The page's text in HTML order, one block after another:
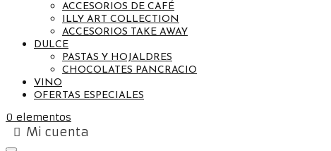
ACCESORIOS DE CAFÉ
ILLY ART COLLECTION
ACCESORIOS TAKE AWAY
DULCE
PASTAS Y HOJALDRES
CHOCOLATES PANCRACIO
VINO
OFERTAS ESPECIALES
0 elementos
Mi cuenta